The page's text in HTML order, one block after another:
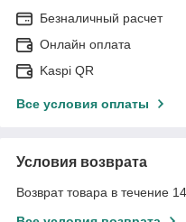
Безналичный расчет
Онлайн оплата
Kaspi QR
Все условия оплаты
Условия возврата
Возврат товара в течение